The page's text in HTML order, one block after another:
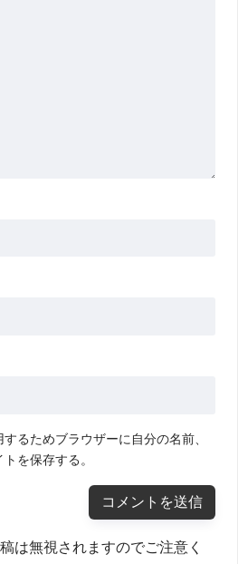
るためブラウザーに自分の名前、
を保存する。
は無視されますのでご注意く